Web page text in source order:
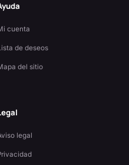
cuenta
de deseos
del sitio
legal